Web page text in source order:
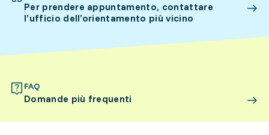
Per prendere appuntamento, contattare
l’ufficio dell’orientamento più vicino
FAQ
Domande più frequenti